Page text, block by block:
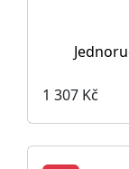
1 307 Kč